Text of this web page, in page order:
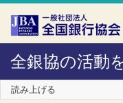
本文へスキップ
障がい者向け相談窓口
全銀協の活動
読み上げる